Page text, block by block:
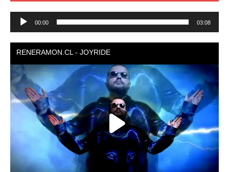
Reproductor
00:00 03:08